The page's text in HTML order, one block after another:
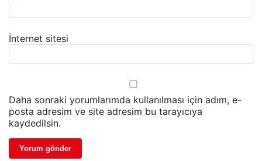
İnternet sitesi
Daha sonraki yorumlarımda kullanılması için adım, e-
posta adresim ve site adresim bu tarayıcıya
kaydedilsin.